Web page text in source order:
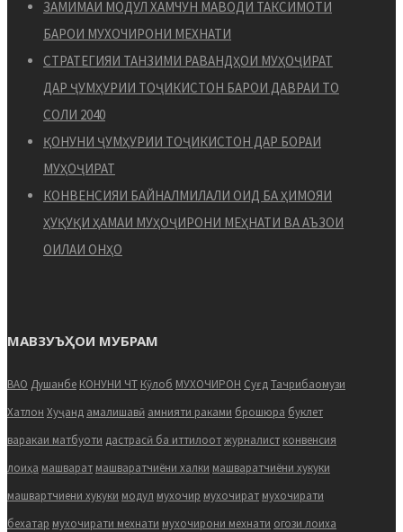
ЗАМИМАИ МОДУЛ ХАМЧУН МАВОДИ ТАКСИМОТИ
БАРОИ МУХОЧИРОНИ МЕХНАТИ
СТРАТЕГИЯИ ТАНЗИМИ РАВАНДҲОИ МУҲОҶИРАТ
ДАР ҶУМҲУРИИ ТОҶИКИСТОН БАРОИ ДАВРАИ ТО
СОЛИ 2040
ҚОНУНИ ҶУМҲУРИИ ТОҶИКИСТОН ДАР БОРАИ
МУҲОҶИРАТ
КОНВЕНСИЯИ БАЙНАЛМИЛАЛИ ОИД БА ҲИМОЯИ
ҲУҚУҚИ ҲАМАИ МУҲОҶИРОНИ МЕҲНАТИ ВА АЪЗОИ
ОИЛАИ ОНҲО
МАВЗУЪҲОИ МУБРАМ
ВАО Душанбе КОНУНИ ЧТ Кӯлоб МУХОЧИРОН СуғдТачрибаомузи
Хатлон Хуҷанд амалишавӣ амнияти раками брошюра буклет
варакаи матбуоти дастрасӣ ба иттилоотжурналист конвенсия
лоиҳа машварат машваратчиёни халки машваратчиёни хукуки
машвартчиени хукуки модул мухочир мухочират мухочирати
бехатар мухочирати мехнати мухочирони мехнати огози лоиха